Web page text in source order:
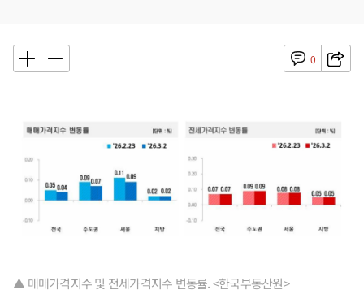
0
▲ 매매가격지수 및 전세가격지수 변동률. <한국부동산원>